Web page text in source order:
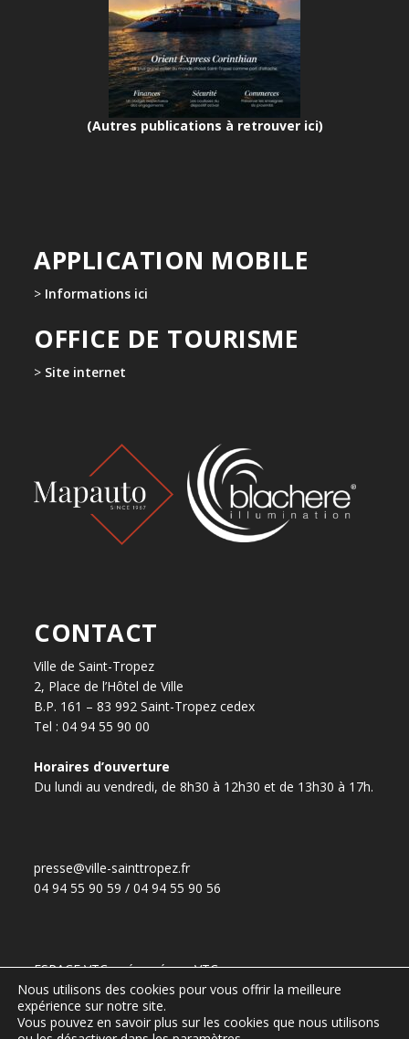
(Autres publications à retrouver ici)
APPLICATION MOBILE
> Informations ici
OFFICE DE TOURISME
> Site internet
CONTACT
Ville de Saint-Tropez
2, Place de l’Hôtel de Ville
B.P. 161 – 83 992 Saint-Tropez cedex
Tel : 04 94 55 90 00
Horaires d’ouverture
Du lundi au vendredi, de 8h30 à 12h30 et de 13h30 à 17h.
presse@ville-sainttropez.fr
04 94 55 90 59 / 04 94 55 90 56
ESPACE VTC – réservé aux VTC
(Accès :DGS@ville-sainttropez.fr )
Tel. Police Municipale : 04 94 54 86 65
Nous utilisons des cookies pour vous offrir la meilleure
expérience sur notre site.
Vous pouvez en savoir plus sur les cookies que nous utilisons